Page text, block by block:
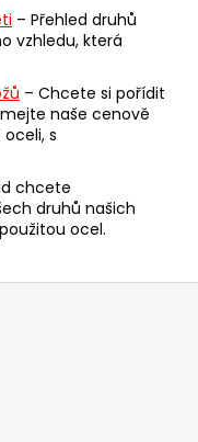
– Přehled druhů
vzhledu, která
– Chcete si pořídit
naše cenově
s
chcete
druhů našich
ocel.